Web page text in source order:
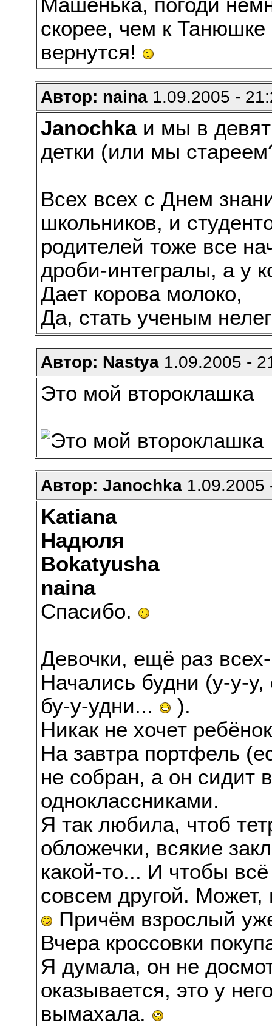
Машенька, погоди
скорее, чем к Танюшке
вернутся!
Автор: naina1.09.2005 -
Janochkaи мы в
детки (или мы
Всех всех с Днем
школьников, и
родителей тоже все
дроби-интегралы, а у
Дает корова молоко,
Да, стать ученым
Автор: Nastya1.09.2005 -
Это мой второклашка
Автор: Janochka1.09.2005
Katiana
Надюля
Bokatyusha
naina
Спасибо.
Девочки, ещё раз
Начались будни (у-у-
бу-у-удни...
).
Никак не хочет
На завтра портфель
не собран, а он сидит
одноклассниками.
Я так любила, чтоб
обложечки, всякие
какой-то... И чтобы
совсем другой. Может,
Причём взрослый
Вчера кроссовки
Я думала, он не
оказывается, это у
вымахала.